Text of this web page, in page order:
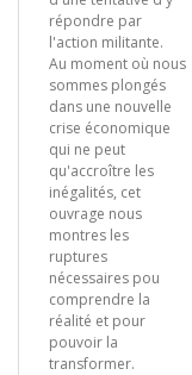
répondre par
l'action militante.
Au moment où nous
sommes plongés
dans une nouvelle
crise économique
qui ne peut
qu'accroître les
inégalités, cet
ouvrage nous
montres les
ruptures
nécessaires pou
comprendre la
réalité et pour
pouvoir la
transformer.